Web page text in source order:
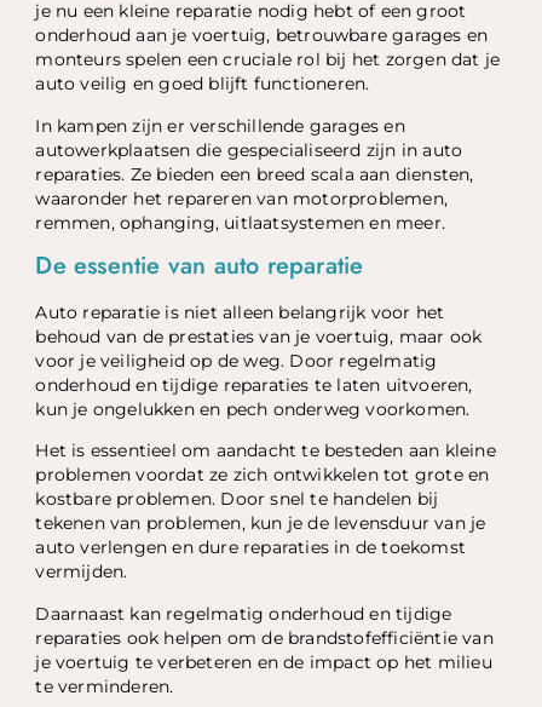
je nu een kleine reparatie nodig hebt of een groot
onderhoud aan je voertuig, betrouwbare garages en
monteurs spelen een cruciale rol bij het zorgen dat je
auto veilig en goed blijft functioneren.
In kampen zijn er verschillende garages en
autowerkplaatsen die gespecialiseerd zijn in auto
reparaties. Ze bieden een breed scala aan diensten,
waaronder het repareren van motorproblemen,
remmen, ophanging, uitlaatsystemen en meer.
De essentie van auto reparatie
Auto reparatie is niet alleen belangrijk voor het
behoud van de prestaties van je voertuig, maar ook
voor je veiligheid op de weg. Door regelmatig
onderhoud en tijdige reparaties te laten uitvoeren,
kun je ongelukken en pech onderweg voorkomen.
Het is essentieel om aandacht te besteden aan kleine
problemen voordat ze zich ontwikkelen tot grote en
kostbare problemen. Door snel te handelen bij
tekenen van problemen, kun je de levensduur van je
auto verlengen en dure reparaties in de toekomst
vermijden.
Daarnaast kan regelmatig onderhoud en tijdige
reparaties ook helpen om de brandstofefficiëntie van
je voertuig te verbeteren en de impact op het milieu
te verminderen.